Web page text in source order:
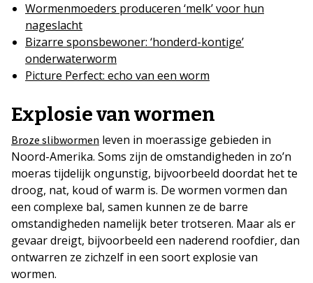
Wormenmoeders produceren ‘melk’ voor hun
nageslacht
Bizarre sponsbewoner: ‘honderd-kontige’
onderwaterworm
Picture Perfect: echo van een worm
Explosie van wormen
Broze slibwormen leven in moerassige gebieden in
Noord-Amerika. Soms zijn de omstandigheden in zo’n
moeras tijdelijk ongunstig, bijvoorbeeld doordat het te
droog, nat, koud of warm is. De wormen vormen dan
een complexe bal, samen kunnen ze de barre
omstandigheden namelijk beter trotseren. Maar als er
gevaar dreigt, bijvoorbeeld een naderend roofdier, dan
ontwarren ze zichzelf in een soort explosie van
wormen.